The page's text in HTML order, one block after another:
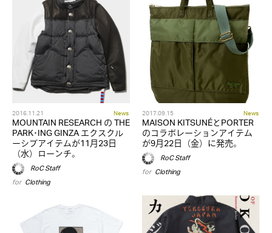
2016.11.21 News
MOUNTAIN RESEARCH の THE
PARK･ING GINZA エクスクル
ーシブアイテムが11月23日
（水）ローンチ。
RoC Staff
for Clothing
2017.09.15 News
MAISON KITSUNÉとPORTER
のコラボレーションアイテム
が9月22日（金）に発売。
RoC Staff
for Clothing